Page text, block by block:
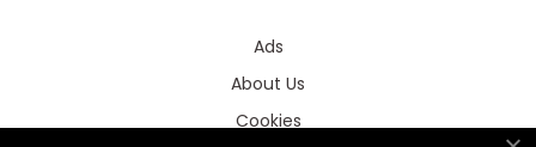
Ads
About Us
Cookies